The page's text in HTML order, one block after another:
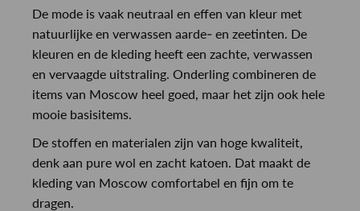
De mode is vaak neutraal en effen van kleur met
natuurlijke en verwassen aarde- en zeetinten. De
kleuren en de kleding heeft een zachte, verwassen
en vervaagde uitstraling. Onderling combineren de
items van Moscow heel goed, maar het zijn ook hele
mooie basisitems.
De stoffen en materialen zijn van hoge kwaliteit,
denk aan pure wol en zacht katoen. Dat maakt de
kleding van Moscow comfortabel en fijn om te
dragen.